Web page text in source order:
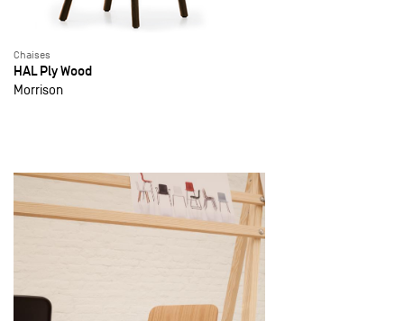
Chaises
HAL Ply Wood
Morrison